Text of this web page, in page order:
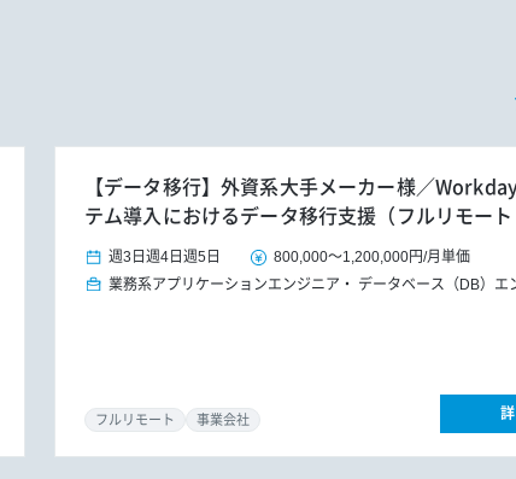
【データ移行】外資系大手メーカー様／
テム導入におけるデータ移行支援（フルリモート
週3日 週4日 週5日 800,000～1,200,000円/月単価
業務系アプリケーションエンジニア
データベース（DB）エ
フルリモート 事業会社